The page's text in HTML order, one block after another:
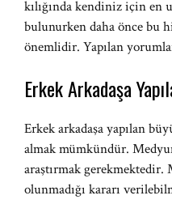
kılığında kendiniz için en
bulunurken daha önce bu
önemlidir. Yapılan
Erkek Arkadaşa
Erkek arkadaşa yapılan
almak mümkündür.
araştırmak gerekmektedir.
olunmadığı kararı